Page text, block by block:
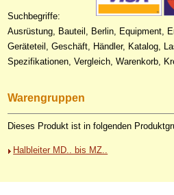
Suchbegriffe:
Ausrüstung, Bauteil, Berlin, Equipment,
Geräteteil, Geschäft, Händler, Katalog,
Spezifikationen, Vergleich, Warenkorb,
Warengruppen
Dieses Produkt ist in folgenden
Halbleiter MD.. bis MZ..